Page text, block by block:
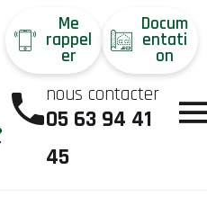
Me
rappel
er
Docum
entati
on
nous contacter
05 63 94 41
45